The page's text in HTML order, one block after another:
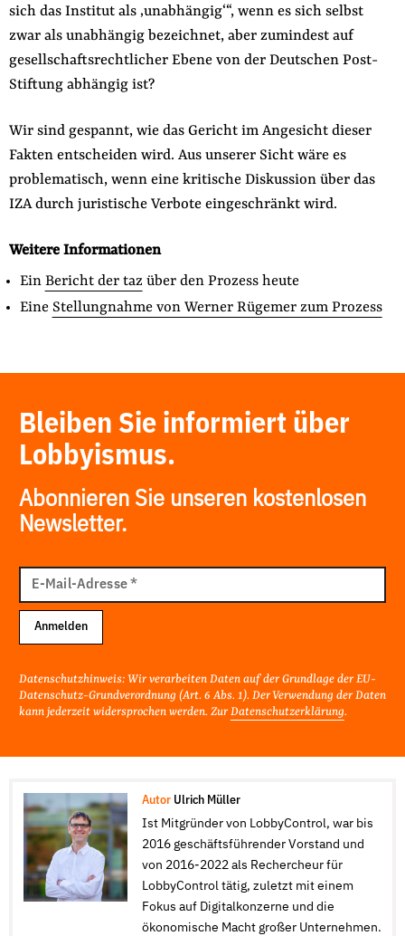
sich das Institut als ‚unabhängig‘“, wenn es sich selbst
zwar als unabhängig bezeichnet, aber zumindest auf
gesellschaftsrechtlicher Ebene von der Deutschen Post-
Stiftung abhängig ist?
Wir sind gespannt, wie das Gericht im Angesicht dieser
Fakten entscheiden wird. Aus unserer Sicht wäre es
problematisch, wenn eine kritische Diskussion über das
IZA durch juristische Verbote eingeschränkt wird.
Weitere Informationen
Ein Bericht der taz über den Prozess heute
Eine Stellungnahme von Werner Rügemer zum Prozess
Bleiben Sie informiert über
Lobbyismus.
Abonnieren Sie unseren kostenlosen
Newsletter.
Mail
Adresse
E-Mail-Adresse*
Anmelden
Datenschutzhinweis: Wir verarbeiten Daten auf der Grundlage der EU-
Datenschutz-Grundverordnung (Art. 6 Abs. 1). Der Verwendung der Daten
kann jederzeit widersprochen werden. Zur Datenschutzerklärung.
Autor Ulrich Müller
Ist Mitgründer von LobbyControl, war bis
2016 geschäftsführender Vorstand und
von 2016-2022 als Rechercheur für
LobbyControl tätig, zuletzt mit einem
Fokus auf Digitalkonzerne und die
ökonomische Macht großer Unternehmen.